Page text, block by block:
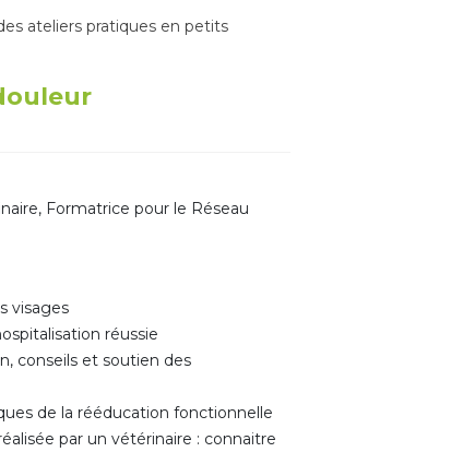
ateliers pratiques en petits
Formatrice pour le Réseau
visages
réussie
conseils et soutien des
de la rééducation fonctionnelle
par un vétérinaire : connaitre